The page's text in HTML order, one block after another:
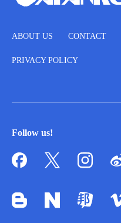
ABOUT US CONTACT
PRIVACY POLICY
Follow us!